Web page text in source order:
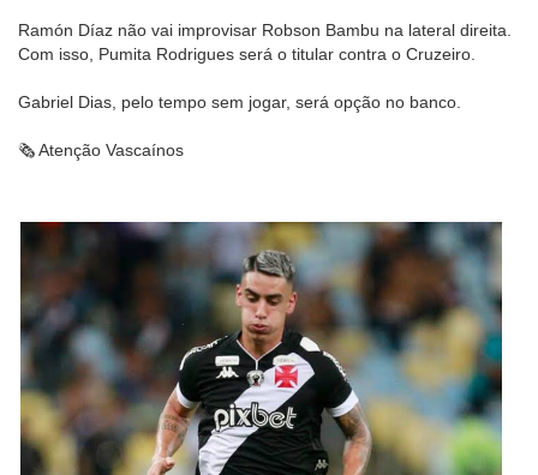
Ramón Díaz não vai improvisar Robson Bambu na lateral direita.
Com isso, Pumita Rodrigues será o titular contra o Cruzeiro.
Gabriel Dias, pelo tempo sem jogar, será opção no banco.
🗞 Atenção Vascaínos